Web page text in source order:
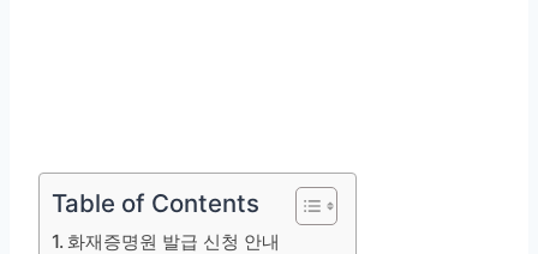
Table of Contents
화재증명원 발급 신청 안내